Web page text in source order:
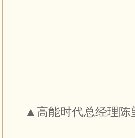
▲高能时代总经理陈